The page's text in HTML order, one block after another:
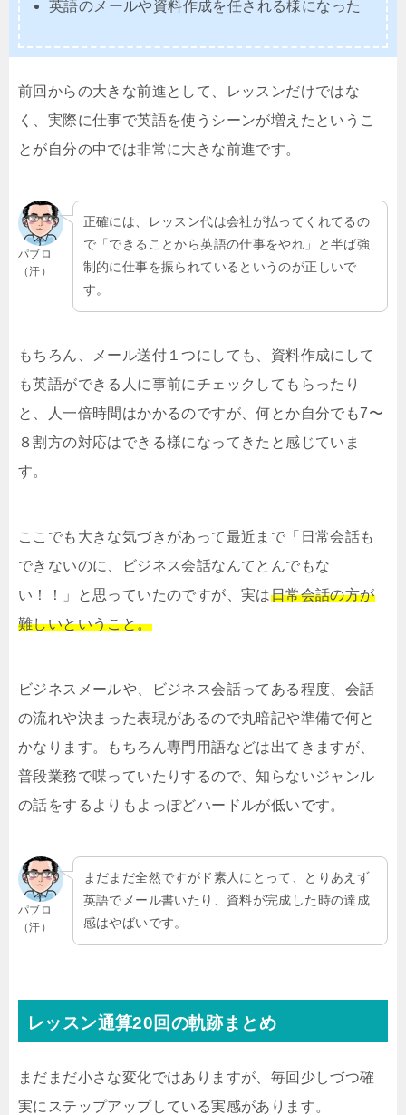
英語のメールや資料作成を任される様になった
前回からの大きな前進として、レッスンだけではな
く、実際に仕事で英語を使うシーンが増えたというこ
とが自分の中では非常に大きな前進です。
パブロ
（汗）
正確には、レッスン代は会社が払ってくれてるの
で「できることから英語の仕事をやれ」と半ば強
制的に仕事を振られているというのが正しいで
す。
もちろん、メール送付１つにしても、資料作成にして
も英語ができる人に事前にチェックしてもらったり
と、人一倍時間はかかるのですが、何とか自分でも7〜
８割方の対応はできる様になってきたと感じていま
す。
ここでも大きな気づきがあって最近まで「日常会話も
できないのに、ビジネス会話なんてとんでもな
い！！」と思っていたのですが、実は日常会話の方が
難しいということ。
ビジネスメールや、ビジネス会話ってある程度、会話
の流れや決まった表現があるので丸暗記や準備で何と
かなります。もちろん専門用語などは出てきますが、
普段業務で喋っていたりするので、知らないジャンル
の話をするよりもよっぽどハードルが低いです。
パブロ
（汗）
まだまだ全然ですがド素人にとって、とりあえず
英語でメール書いたり、資料が完成した時の達成
感はやばいです。
レッスン通算20回の軌跡まとめ
まだまだ小さな変化ではありますが、毎回少しづつ確
実にステップアップしている実感があります。